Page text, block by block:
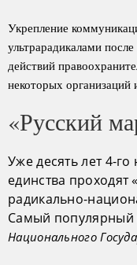
Укрепление
ультрарадикалами
действий
некоторых организаций
«Русский
Уже десять лет 4-
единства
радикально-
Самый
Национального